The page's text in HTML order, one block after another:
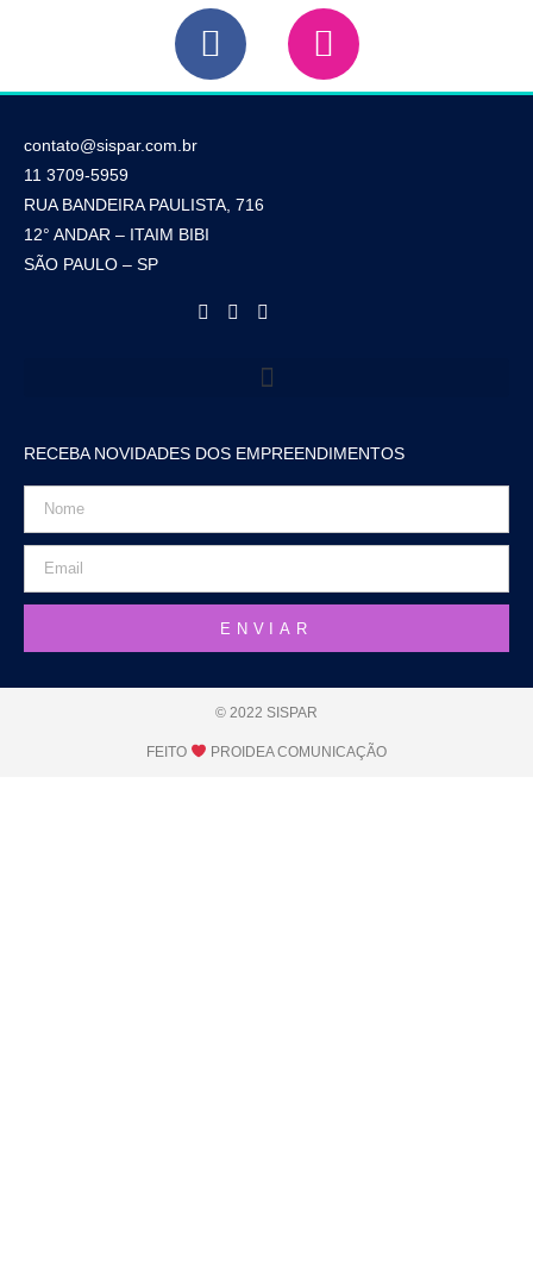
contato@sispar.com.br
11 3709-5959
RUA BANDEIRA PAULISTA, 716
12° ANDAR – ITAIM BIBI
SÃO PAULO – SP
RECEBA NOVIDADES DOS EMPREENDIMENTOS
ENVIAR
© 2022 SISPAR
FEITO PROIDEA COMUNICAÇÃO